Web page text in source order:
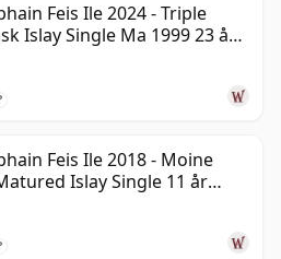
Feis Ile 2024 - Triple
Islay Single Ma 1999 23 år
Feis Ile 2018 - Moine
Islay Single 11 år